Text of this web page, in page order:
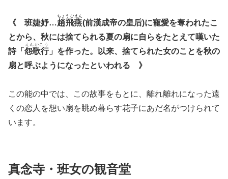
《 班婕妤…趙飛燕
ちょう ひえん
(前漢成帝の皇后)に寵愛を奪われたこ
とから、秋には捨てられる夏の扇に自らをたとえて嘆いた
詩「 怨歌行
えんかこう
」を作った。以来、捨てられた女のことを秋の
扇と呼ぶようになったといわれる 》
この能の中では、この故事をもとに、離れ離れになった遠
くの恋人を想い扇を眺め暮らす花子にあだ名がつけられて
います。
真念寺・班女の観音堂